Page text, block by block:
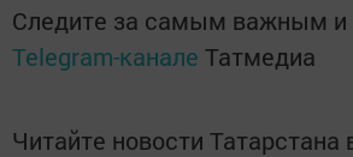
Следите за самым важным и
Telegram-канале Татмедиа
Читайте новости Татарстана